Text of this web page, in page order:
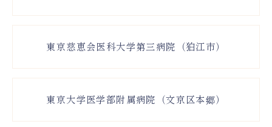
東京慈恵会医科大学第三病院（狛江市）
東京大学医学部附属病院（文京区本郷）